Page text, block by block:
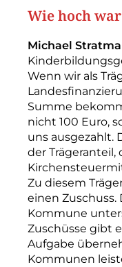
Wie hoch
Michael
Wenn wir als
Summe
nicht 100 Euro,
uns ausgezahlt.
der Träger­anteil,
Zu diesem
einen
Kommune
Zuschüsse gibt
Aufgabe
Kommunen